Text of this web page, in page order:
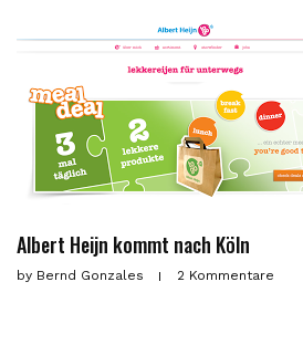
Albert Heijn kommt nach Köln
by Bernd Gonzales 2 Kommentare